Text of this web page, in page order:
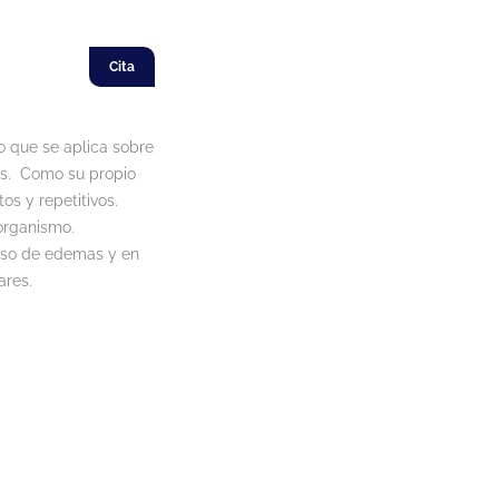
Cita
que se aplica sobre
Como su propio
y repetitivos.
de edemas y en